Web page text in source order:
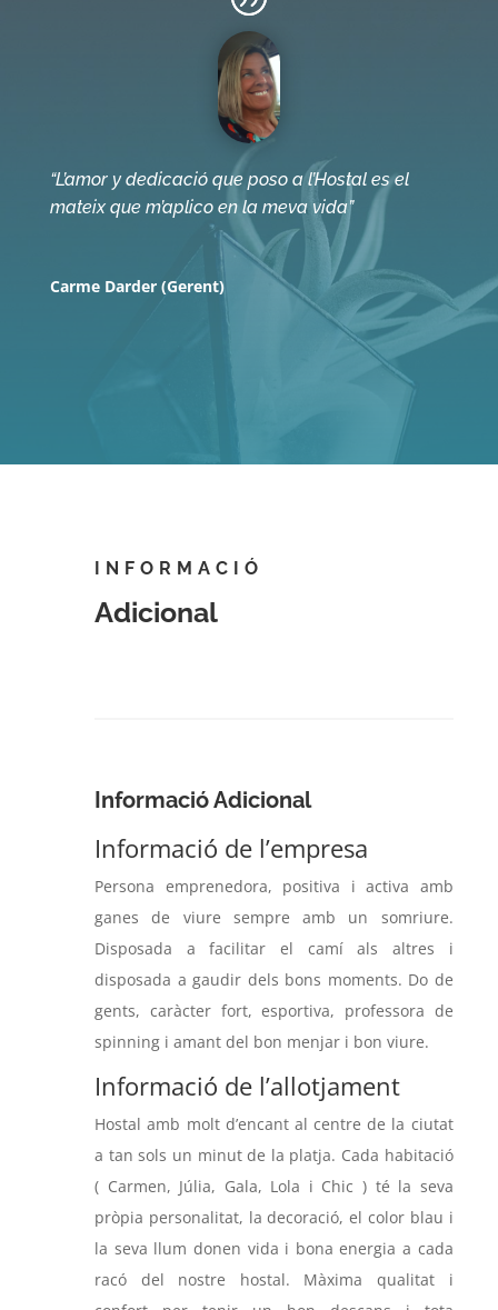
“L’amor y dedicació que poso a l’Hostal es el
mateix que m’aplico en la meva vida”
Carme Darder (Gerent)
INFORMACIÓ
Adicional
Informació Adicional
Informació de l’empresa
Persona emprenedora, positiva i activa amb
ganes de viure sempre amb un somriure.
Disposada a facilitar el camí als altres i
disposada a gaudir dels bons moments. Do de
gents, caràcter fort, esportiva, professora de
spinning i amant del bon menjar i bon viure.
Informació de l’allotjament
Hostal amb molt d’encant al centre de la ciutat
a tan sols un minut de la platja. Cada habitació
( Carmen, Júlia, Gala, Lola i Chic ) té la seva
pròpia personalitat, la decoració, el color blau i
la seva llum donen vida i bona energia a cada
racó del nostre hostal. Màxima qualitat i